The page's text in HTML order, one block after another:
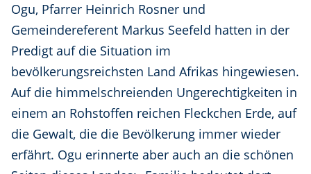
Ogu, Pfarrer Heinrich Rosner und
Gemeindereferent Markus Seefeld hatten in der
Predigt auf die Situation im
bevölkerungsreichsten Land Afrikas hingewiesen.
Auf die himmelschreienden Ungerechtigkeiten in
einem an Rohstoffen reichen Fleckchen Erde, auf
die Gewalt, die die Bevölkerung immer wieder
erfährt. Ogu erinnerte aber auch an die schönen